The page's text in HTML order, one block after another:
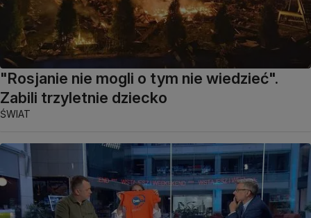
"Rosjanie nie mogli o tym nie wiedzieć".
Zabili trzyletnie dziecko
ŚWIAT